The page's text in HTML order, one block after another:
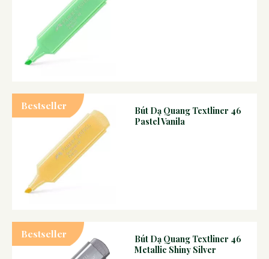
Bestseller
Bút Dạ Quang Textliner 46
Pastel Vanila
Bestseller
Bút Dạ Quang Textliner 46
Metallic Shiny Silver